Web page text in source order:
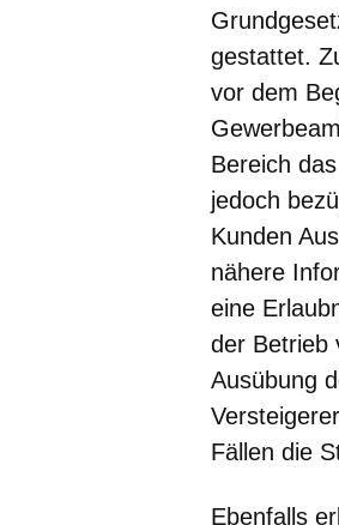
gestattet.
vor dem
Bereich
jedoch
Kunden
nähere
eine
der Betrieb
Ausübung
Fällen die
Ebenfalls